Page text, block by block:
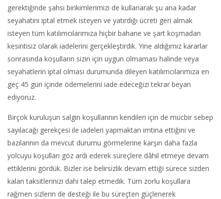
gerektiğinde şahsi birikimlerimizi de kullanarak şu ana kadar
seyahatini iptal etmek isteyen ve yatırdığı ücreti geri almak
isteyen tüm katılımcılarımıza hiçbir bahane ve şart koşmadan
kesintisiz olarak iadelerini gerçekleştirdik. Yine aldığımız kararlar
sonrasında koşulların sizin için uygun olmaması halinde veya
seyahatlerin iptal olması durumunda dileyen katılımcılarımıza en
geç 45 gün içinde ödemelerini iade edeceğizi tekrar beyan
ediyoruz.
Birçok kuruluşun salgın koşullarının kendileri için de mücbir sebep
sayılacağı gerekçesi ile iadeleri yapmaktan imtina ettiğini ve
bazılarının da mevcut durumu görmelerine karşın daha fazla
yolcuyu koşulları göz ardı ederek süreçlere dâhil etmeye devam
ettiklerini gördük. Bizler ise belirsizlik devam ettiği sürece sizden
kalan taksitlerinizi dahi talep etmedik. Tüm zorlu koşullara
rağmen sizlerin de desteği ile bu süreçten güçlenerek